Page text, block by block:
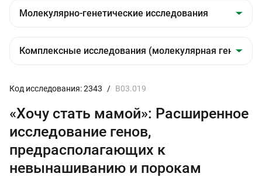
Код исследования: 2343 / В03.019
«Хочу стать мамой»: Расширенное
исследование генов,
предрасполагающих к
невынашиванию и порокам